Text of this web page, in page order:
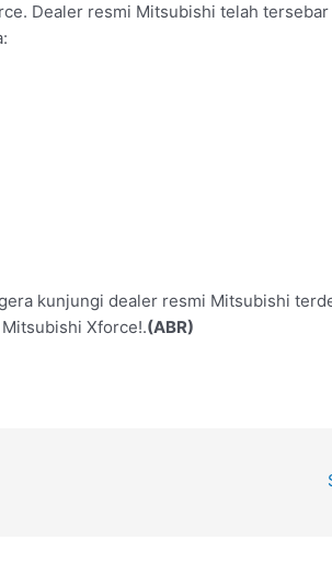
Dealer resmi Mitsubishi telah tersebar
kunjungi dealer resmi Mitsubishi
Xforce!.(ABR)